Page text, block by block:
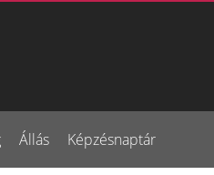
Állás Képzésnaptár